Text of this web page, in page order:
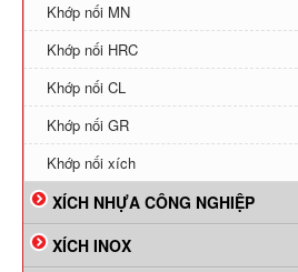
Khớp nối MN
Khớp nối HRC
Khớp nối CL
Khớp nối GR
Khớp nối xích
XÍCH NHỰA CÔNG NGHIỆP
XÍCH INOX